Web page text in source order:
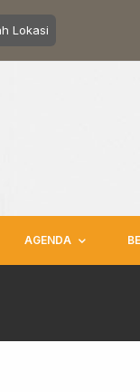
Lokasi
AGENDA